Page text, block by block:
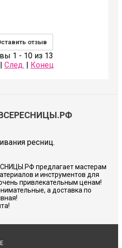
отзыв
1 - 10 из 13
След. Конец
ВСЕРЕСНИЦЫ.РФ
ресниц.
предлагает мастерам
и инструментов для
привлекательным ценам!
а доставка по